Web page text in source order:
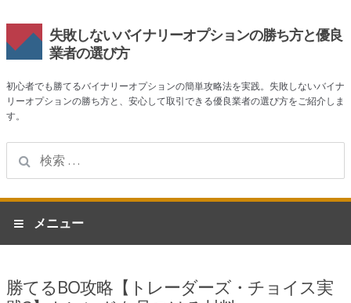
失敗しないバイナリーオプションの勝ち方と優良
業者の選び方
初心者でも勝てるバイナリーオプションの簡単攻略法を実践。失敗しないバイナ
リーオプションの勝ち方と、安心して取引できる優良業者の選び方をご紹介しま
す。
ナ
ビ
ゲ
シ
コ
ン
テ
ツ
メニュー
業者一覧
勝てるBO攻略【トレーダーズ・チョイス実